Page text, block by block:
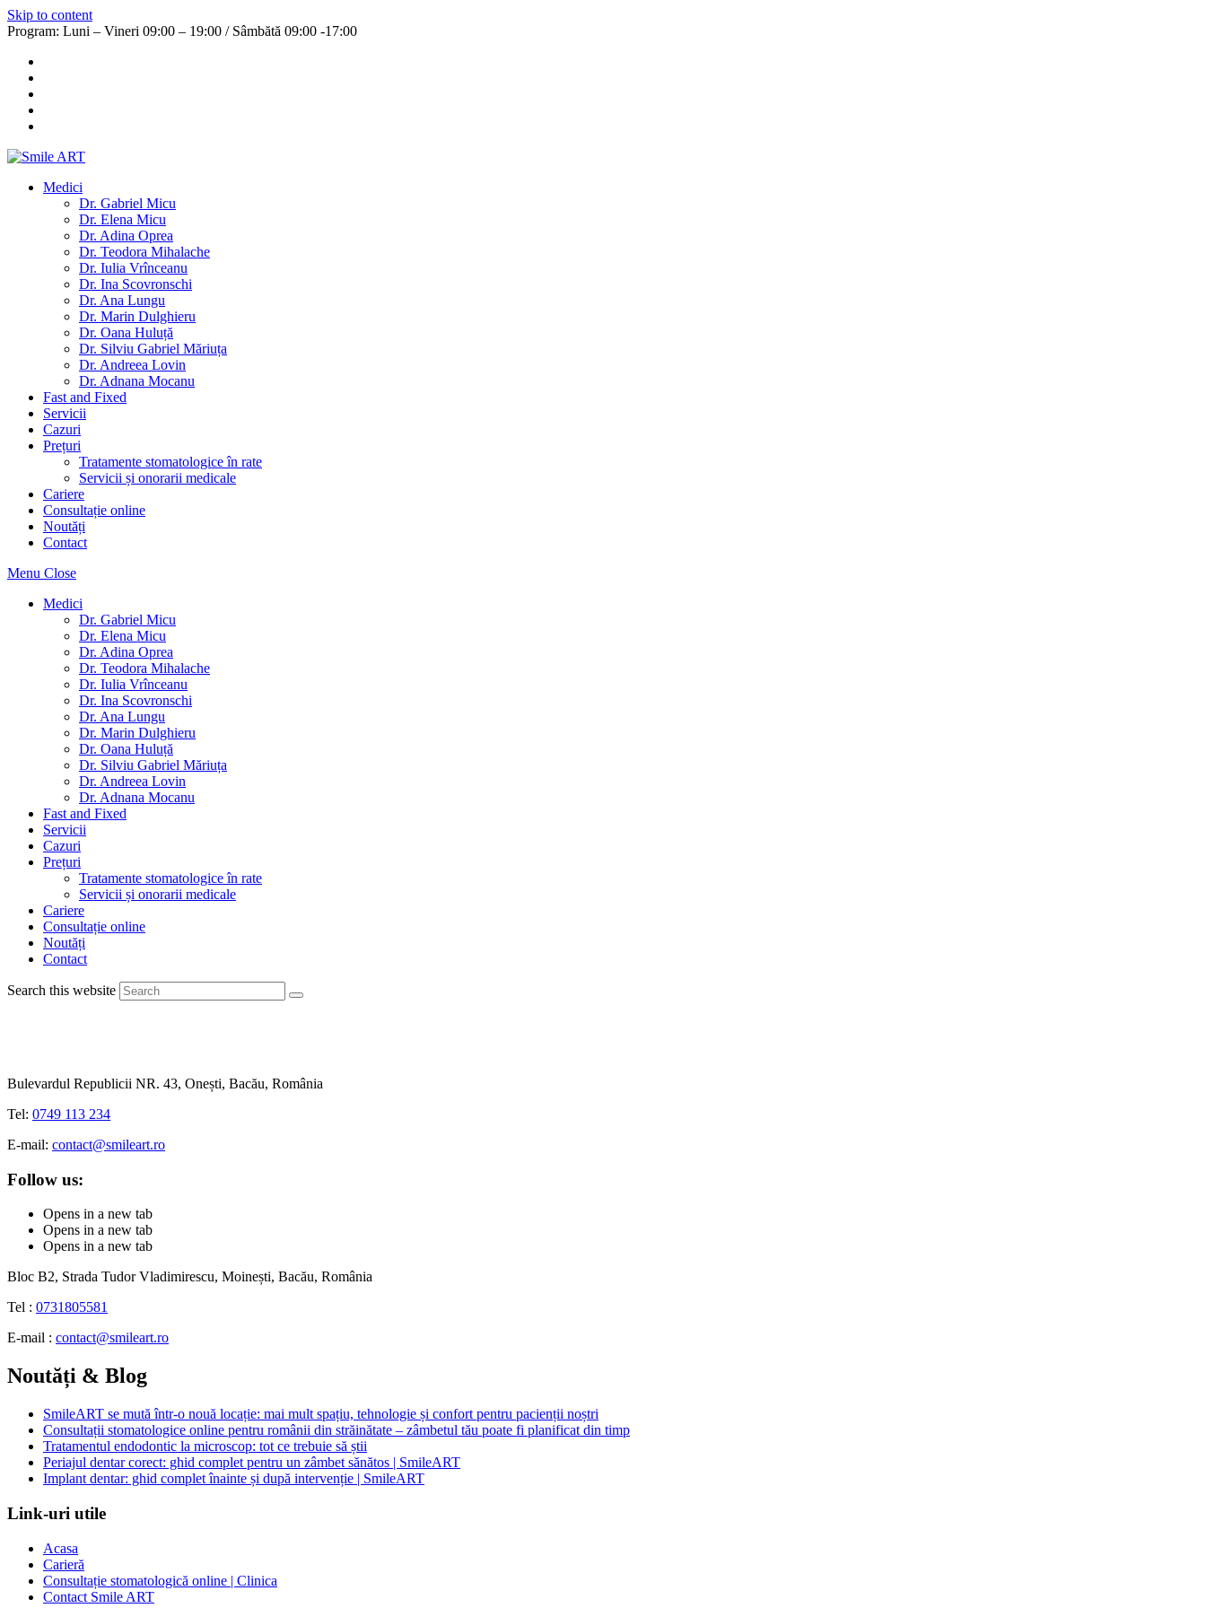
Skip to content
Program: Luni – Vineri 09:00 – 19:00 / Sâmbătă 09:00 -17:00
Medici
Dr. Gabriel Micu
Dr. Elena Micu
Dr. Adina Oprea
Dr. Teodora Mihalache
Dr. Iulia Vrînceanu
Dr. Ina Scovronschi
Dr. Ana Lungu
Dr. Marin Dulghieru
Dr. Oana Huluță
Dr. Silviu Gabriel Măriuța
Dr. Andreea Lovin
Dr. Adnana Mocanu
Fast and Fixed
Servicii
Cazuri
Prețuri
Tratamente stomatologice în rate
Servicii și onorarii medicale
Cariere
Consultație online
Noutăți
Contact
Menu Close
Medici
Dr. Gabriel Micu
Dr. Elena Micu
Dr. Adina Oprea
Dr. Teodora Mihalache
Dr. Iulia Vrînceanu
Dr. Ina Scovronschi
Dr. Ana Lungu
Dr. Marin Dulghieru
Dr. Oana Huluță
Dr. Silviu Gabriel Măriuța
Dr. Andreea Lovin
Dr. Adnana Mocanu
Fast and Fixed
Servicii
Cazuri
Prețuri
Tratamente stomatologice în rate
Servicii și onorarii medicale
Cariere
Consultație online
Noutăți
Contact
Search this website
Bulevardul Republicii NR. 43, Onești, Bacău, România
Tel: 0749 113 234
E-mail: contact@smileart.ro
Follow us:
Opens in a new tab
Opens in a new tab
Opens in a new tab
Bloc B2, Strada Tudor Vladimirescu, Moinești, Bacău, România
Tel : 0731805581
E-mail : contact@smileart.ro
Noutăți & Blog
SmileART se mută într-o nouă locație: mai mult spațiu, tehnologie și confort pentru pacienții noștri
Consultații stomatologice online pentru românii din străinătate – zâmbetul tău poate fi planificat din timp
Tratamentul endodontic la microscop: tot ce trebuie să știi
Periajul dentar corect: ghid complet pentru un zâmbet sănătos | SmileART
Implant dentar: ghid complet înainte și după intervenție | SmileART
Link-uri utile
Acasa
Carieră
Consultație stomatologică online | Clinica
Contact Smile ART